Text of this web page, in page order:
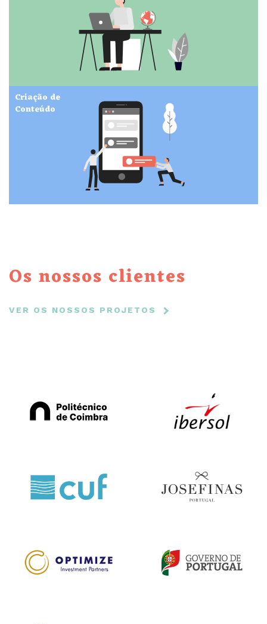
Criação de
Conteúdo
Os nossos clientes
VER OS NOSSOS PROJETOS